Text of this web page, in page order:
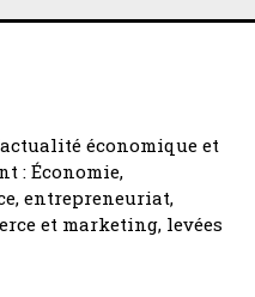
économique et
: Économie,
entrepreneuriat,
et marketing, levées